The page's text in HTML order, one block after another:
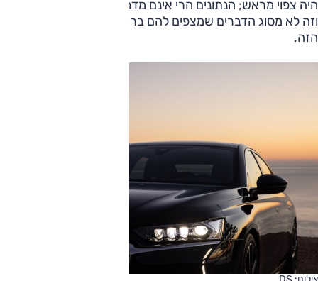
היה צפוי מראש; הנתונים הרי אינם מדברים על דברים כאלה —
וזה לא מסוג הדברים שמצפים להם ברכב מכובד של המותג
הזה.